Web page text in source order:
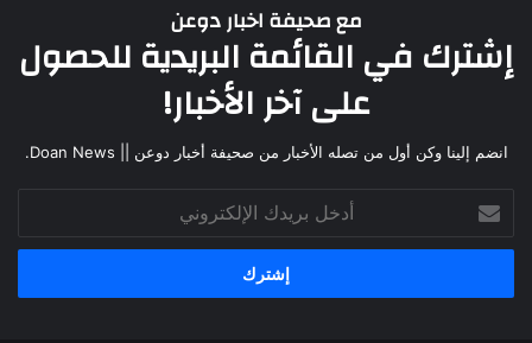
مع صحيفة اخبار دوعن
إشترك في القائمة البريدية للحصول
على آخر الأخبار!
انضم إلينا وكن أول من تصله الأخبار من صحيفة أخبار دوعن || Doan News.